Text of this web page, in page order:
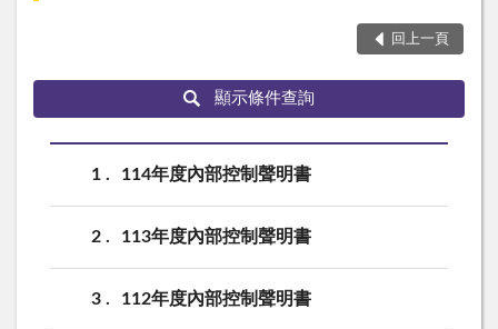
回上一頁
顯示條件查詢
1 114年度內部控制聲明書
2 113年度內部控制聲明書
3 112年度內部控制聲明書